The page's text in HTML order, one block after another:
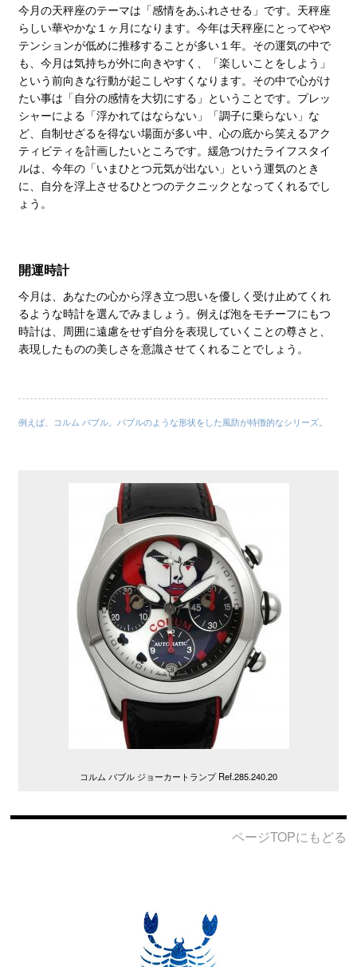
今月の天秤座のテーマは「感情をあふれさせる」です。天秤座
らしい華やかな１ヶ月になります。今年は天秤座にとってやや
テンションが低めに推移することが多い１年。その運気の中で
も、今月は気持ちが外に向きやすく、「楽しいことをしよう」
という前向きな行動が起こしやすくなります。その中で心がけ
たい事は「自分の感情を大切にする」ということです。プレッ
シャーによる「浮かれてはならない」「調子に乗らない」な
ど、自制せざるを得ない場面が多い中、心の底から笑えるアク
ティビティを計画したいところです。緩急つけたライフスタイ
ルは、今年の「いまひとつ元気が出ない」という運気のとき
に、自分を浮上させるひとつのテクニックとなってくれるでし
ょう。
開運時計
今月は、あなたの心から浮き立つ思いを優しく受け止めてくれ
るような時計を選んでみましょう。例えば泡をモチーフにもつ
時計は、周囲に遠慮をせず自分を表現していくことの尊さと、
表現したものの美しさを意識させてくれることでしょう。
例えば、コルム バブル。バブルのような形状をした風防が特徴的なシリーズ。
コルム バブル ジョーカートランプ Ref.285.240.20
ページTOPにもどる